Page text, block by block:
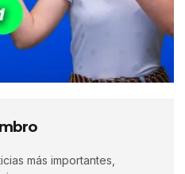
más importantes,